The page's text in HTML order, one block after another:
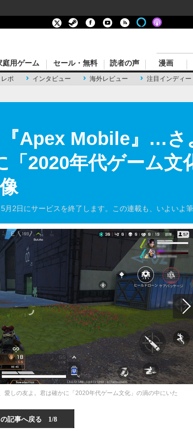
ポ インタビュー 海外レビュー 注目インディ
庭用ゲーム セール・無料 読者の声 漫画
Apex Mobile』…さ
「2020年代ゲーム文
月2日にサービスを終了します。この連載も、いよいよ
しの友よ。君は確かに「2020年代ゲーム文化」の渦の中にいた
の記事へ戻る 1/8